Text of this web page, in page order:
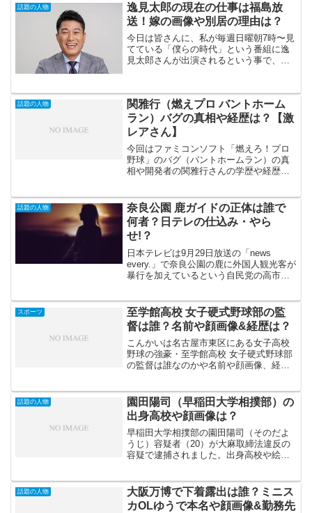
話題の人物
逸見太郎の現在の仕事は福島放
送！嫁の画像や別居の理由は？
今日は皆さんに、私が毎週日曜朝7時〜見
てている「僕らの時代」という番組に逸
見太郎さんが出演されるという事で、今
う番組ですが、毎週3人のゲストが自由気
ままに30分間語り合...
話題の人物
関雅行（燃えプロ バントホーム
ラン）バグの真相や経歴は？【激
レアさん】
今回はファミコンソフト「燃えろ！プロ
野球」のバグ（バントホームラン）の真
相や開発者の関雅行さんの学歴や経歴に
降のファミコン世代の人、特に男性なら
誰でも知っているのでは...
話題の人物
奈良公園 鹿ガイドの正体は誰で
何者？日テレの仕込み・やら
せ!？
日本テレビは9月29日放送の「news
every.」で奈良公園の鹿に外国人観光客が
暴行を加えているという自民党の高市早
営者が攻撃的な外国人観光客は見たこと
がないとい...
スポーツ
至学館高校 女子硬式野球部の監
督は誰？名前や顔画像&経歴は？
こんかいは名古屋市東区にある女子高校
野球の強豪・至学館高校 女子硬式野球部
の監督は誰なのかや名前や顔画像、経歴
国大会に出場している愛知県の女子硬式
野球部です。そのチー...
話題の人物
園田陽司（早稲田大学相撲部）の
出身高校や顔画像は？
早稲田大学相撲部の園田陽司（そのだよ
うじ）容疑者（20）が大麻取締法違反の
容疑で逮捕されました。出身高校や絵画
今年7月中旬頃、大麻を含む植物篇を郵便
で送るよう会社員の廣...
話題の人物
大阪万博で下着露出は誰？ミニス
カOLゆうで本名や顔画像&勤務先